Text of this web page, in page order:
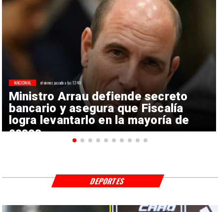
Ministro Arrau defiende secreto
bancario y asegura que Fiscalía
logra levantarlo en la mayoría de
casos
NACIONAL el viernes pasado a las 12:40
DEPORTES